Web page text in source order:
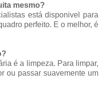
mesmo?
está disponivel para
perfeito. E o melhor, é
é a limpeza. Para limpar,
ou passar suavemente um